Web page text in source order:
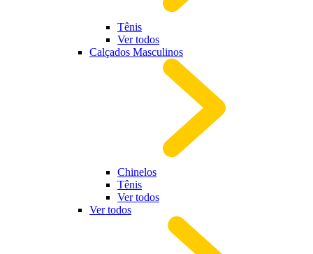
Tênis
Ver todos
Calçados Masculinos
Chinelos
Tênis
Ver todos
Ver todos